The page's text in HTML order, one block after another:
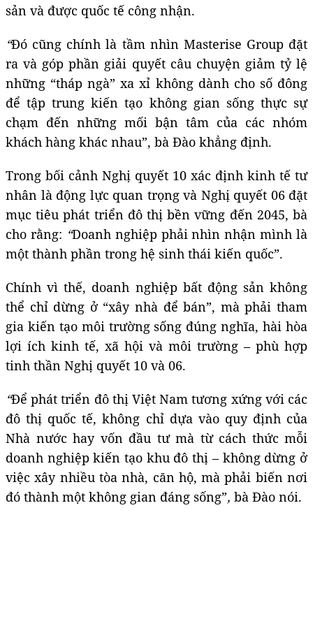
sản và được quốc tế công nhận.
“Đó cũng chính là tầm nhìn Masterise Group đặt
ra và góp phần giải quyết câu chuyện giảm tỷ lệ
những “tháp ngà” xa xỉ không dành cho số đông
để tập trung kiến tạo không gian sống thực sự
chạm đến những mối bận tâm của các nhóm
khách hàng khác nhau”, bà Đào khẳng định.
Trong bối cảnh Nghị quyết 10 xác định kinh tế tư
nhân là động lực quan trọng và Nghị quyết 06 đặt
mục tiêu phát triển đô thị bền vững đến 2045, bà
cho rằng: “Doanh nghiệp phải nhìn nhận mình là
một thành phần trong hệ sinh thái kiến quốc”.
Chính vì thế, doanh nghiệp bất động sản không
thể chỉ dừng ở “xây nhà để bán”, mà phải tham
gia kiến tạo môi trường sống đúng nghĩa, hài hòa
lợi ích kinh tế, xã hội và môi trường – phù hợp
tinh thần Nghị quyết 10 và 06.
“Để phát triển đô thị Việt Nam tương xứng với các
đô thị quốc tế, không chỉ dựa vào quy định của
Nhà nước hay vốn đầu tư mà từ cách thức mỗi
doanh nghiệp kiến tạo khu đô thị – không dừng ở
việc xây nhiều tòa nhà, căn hộ, mà phải biến nơi
đó thành một không gian đáng sống”, bà Đào nói.